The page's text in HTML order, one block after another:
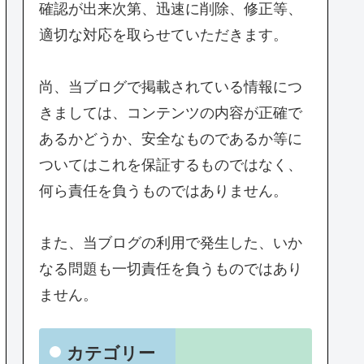
確認が出来次第、迅速に削除、修正等、
適切な対応を取らせていただきます。
尚、当ブログで掲載されている情報につ
きましては、コンテンツの内容が正確で
あるかどうか、安全なものであるか等に
ついてはこれを保証するものではなく、
何ら責任を負うものではありません。
また、当ブログの利用で発生した、いか
なる問題も一切責任を負うものではあり
ません。
カテゴリー